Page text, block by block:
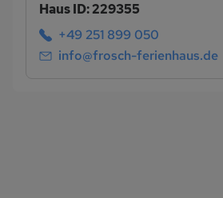
Haus ID: 229355
+49 251 899 050
info@frosch-ferienhaus.de